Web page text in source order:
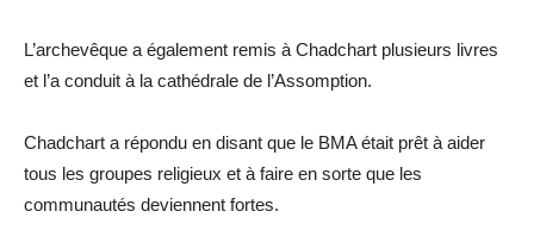
L’archevêque a également remis à Chadchart plusieurs livres
et l’a conduit à la cathédrale de l’Assomption.
Chadchart a répondu en disant que le BMA était prêt à aider
tous les groupes religieux et à faire en sorte que les
communautés deviennent fortes.